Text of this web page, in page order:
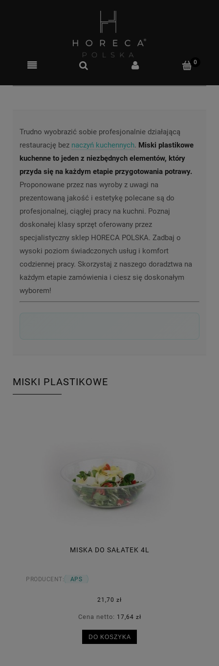
Trudno wyobrazić sobie profesjonalnie działającą
restaurację bez naczyń kuchennych. Miski plastikowe
kuchenne to jeden z niezbędnych elementów, który
przyda się na każdym etapie przygotowania potrawy.
Proponowane przez nas wyroby z uwagi na
prezentowaną jakość i estetykę polecane są do
profesjonalnej, ciągłej pracy na kuchni. Poznaj
doskonałej klasy sprzęt oferowany przez
specjalistyczny sklep HORECA POLSKA. Zadbaj o
wysoki poziom świadczonych usług i komfort
codziennej pracy. Skorzystaj z naszego doradztwa na
każdym etapie zamówienia i ciesz się doskonałym
wyborem!
MISKI PLASTIKOWE
MISKA DO SAŁATEK 4L
PRODUCENT: APS
21,70 zł
Cena netto: 17,64 zł
DO KOSZYKA